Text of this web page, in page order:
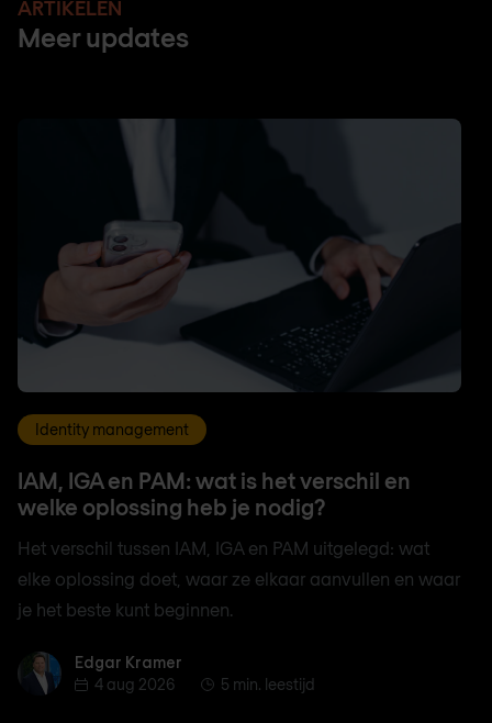
ARTIKELEN
Meer updates
Identity management
IAM, IGA en PAM: wat is het verschil en
welke oplossing heb je nodig?
Het verschil tussen IAM, IGA en PAM uitgelegd: wat
elke oplossing doet, waar ze elkaar aanvullen en waar
je het beste kunt beginnen.
Edgar KramerEdgar Kramer
4 aug 2026
5 min. leestijd